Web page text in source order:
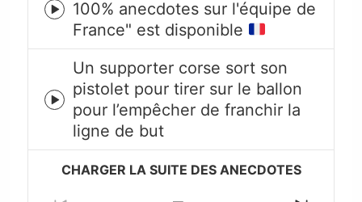
Episode
play
icon
100% anecdotes sur l'équipe de
France" est disponible
Episode
play
icon
Un supporter corse sort son
pistolet pour tirer sur le ballon
pour l’empêcher de franchir la
ligne de but